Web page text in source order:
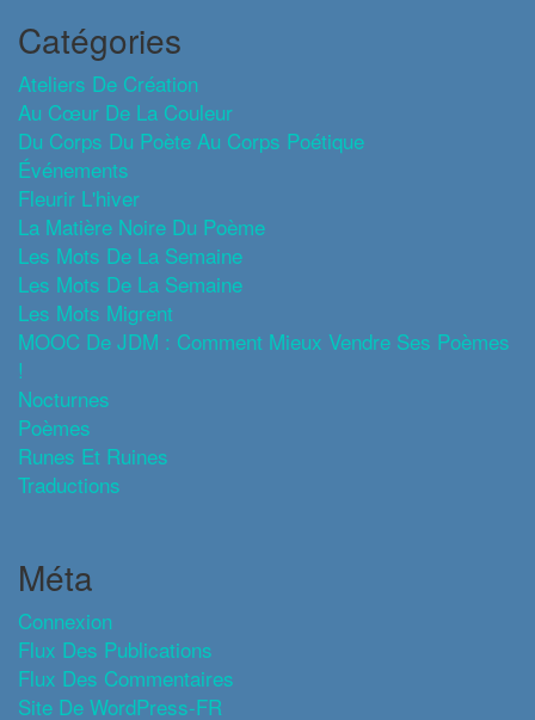
Catégories
Ateliers De Création
Au Cœur De La Couleur
Du Corps Du Poète Au Corps Poétique
Événements
Fleurir L'hiver
La Matière Noire Du Poème
Les Mots De La Semaine
Les Mots De La Semaine
Les Mots Migrent
MOOC De JDM : Comment Mieux Vendre Ses Poèmes
!
Nocturnes
Poèmes
Runes Et Ruines
Traductions
Méta
Connexion
Flux Des Publications
Flux Des Commentaires
Site De WordPress-FR